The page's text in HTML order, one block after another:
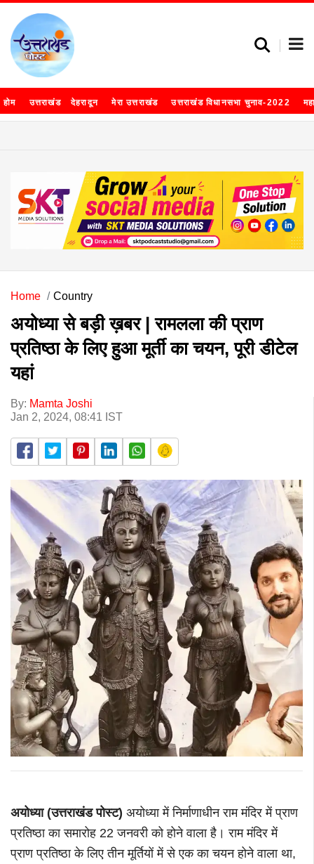
होम उत्तराखंड देहरादून मेरा उत्तराखंड उत्तराखंड विधानसभा चुनाव-2022
Home Country
अयोध्या से बड़ी ख़बर | रामलला की प्राण
प्रतिष्ठा के लिए हुआ मूर्ती का चयन, पूरी डीटेल
यहां
By: Mamta Joshi
Jan 2, 2024, 08:41 IST
अयोध्या (उत्तराखंड पोस्ट) अयोध्या में निर्माणाधीन राम मंदिर में प्राण
प्रतिष्ठा का समारोह 22 जनवरी को होने वाला है। राम मंदिर में
प्राण प्रतिष्ठा के लिए तीन मूर्तियों में से एक का चयन होने वाला था,